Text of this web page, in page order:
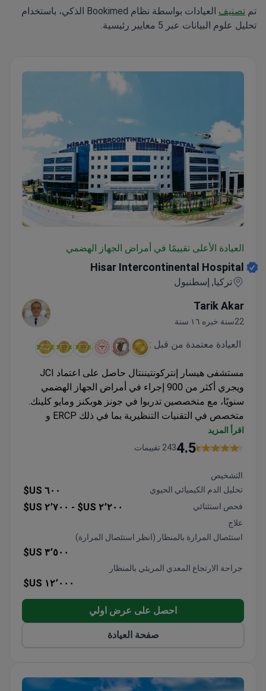
تم تصنيف
العيادات بواسطة نظام Bookimed الذكي، باستخدام
تحليل علوم البيانات عبر 5 معايير رئيسية.
العيادة الأعلى تقييمًا في أمراض الجهاز الهضمي
Hisar Intercontinental Hospital
تركيا, إسطنبول
Tarik Akar
22سنة خبره ١٦ سنة
العيادة معتمدة من قبل :
مستشفى هيسار إنتركونتيننتال حاصل على اعتماد JCI
ويجري أكثر من 900 إجراء في أمراض الجهاز الهضمي
سنويًا، مع متخصصين تدربوا في جونز هوبكنز ومايو كلينك.
متخصص في التقنيات التنظيرية بما في ذلك ERCP و
والارتجاع المعدي المريئي (GERD)
1.5 تسلا
يقدم باقات شاملة تغطي الإجراءات والإقامة في
المستشفى والتنقلات
قسم مخصص لأمراض الجهاز الهضمي والكبد للحالات
المعقدة
اقرأ المزيد
4.5243 تقييمات
التشخيص
تحليل الدم الكيميائي الحيوي
٦٠٠ US$
فحص استثنائي ٢٬٢٠٠ US$ - ٢٬٧٠٠ US$
علاج
استئصال المرارة بالمنظار (انظر استئصال المرارة)
٣٬٥٠٠ US$
جراحة الارتجاع المعدي المريئي بالمنظار
١٢٬٠٠٠ US$
احصل على عرض اولي
صفحة العيادة